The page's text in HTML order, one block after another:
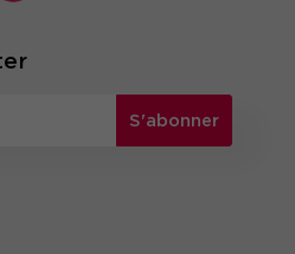
S'abonner